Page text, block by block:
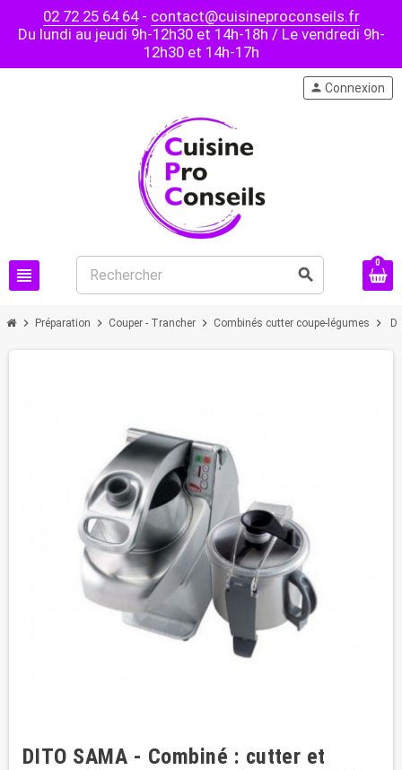
02 72 25 64 64- contact@cuisineproconseils.fr
Du lundi au jeudi 9h-12h30 et 14h-18h / Le vendredi 9h-
12h30 et 14h-17h
view_headline search
person Connexion
0
chevron_right Préparation chevron_right Couper - Trancher chevron_right Combinés cutter coupe-légumes chevron_right
DITO SAMA - Combiné : cutter et